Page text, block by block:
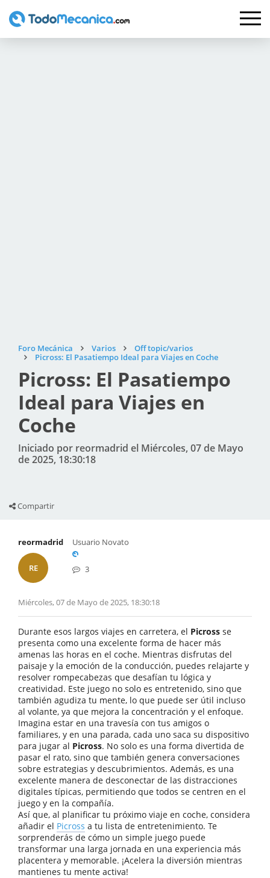
Foro Mecánica Varios
Off topic/varios
Picross: El Pasatiempo Ideal para Viajes en Coche
Picross: El Pasatiempo
Ideal para Viajes en
Coche
Iniciado por reormadrid el Miércoles, 07 de Mayo
de 2025, 18:30:18
Compartir
reormadrid
RE
Usuario Novato
3
Miércoles, 07 de Mayo de 2025, 18:30:18
Durante esos largos viajes en carretera, el Picross se
presenta como una excelente forma de hacer más
amenas las horas en el coche. Mientras disfrutas del
paisaje y la emoción de la conducción, puedes relajarte y
resolver rompecabezas que desafían tu lógica y
creatividad. Este juego no solo es entretenido, sino que
también agudiza tu mente, lo que puede ser útil incluso
al volante, ya que mejora la concentración y el enfoque.
Imagina estar en una travesía con tus amigos o
familiares, y en una parada, cada uno saca su dispositivo
para jugar al Picross. No solo es una forma divertida de
pasar el rato, sino que también genera conversaciones
sobre estrategias y descubrimientos. Además, es una
excelente manera de desconectar de las distracciones
digitales típicas, permitiendo que todos se centren en el
juego y en la compañía.
Así que, al planificar tu próximo viaje en coche, considera
añadir el Picross a tu lista de entretenimiento. Te
sorprenderás de cómo un simple juego puede
transformar una larga jornada en una experiencia más
placentera y memorable. ¡Acelera la diversión mientras
mantienes tu mente activa!